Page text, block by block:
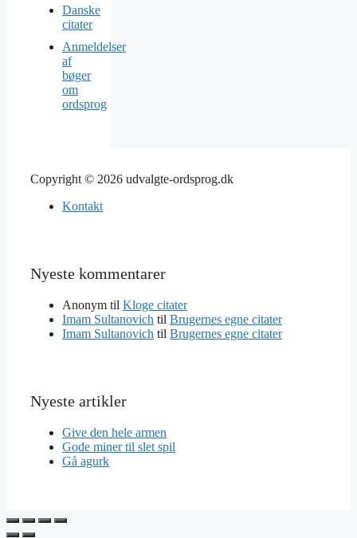
Danske
citater
Anmeldelser
af
bøger
om
ordsprog
Copyright © 2026 udvalgte-ordsprog.dk
Kontakt
Nyeste kommentarer
Anonym til Kloge citater
Imam Sultanovich til Brugernes egne citater
Imam Sultanovich til Brugernes egne citater
Nyeste artikler
Give den hele armen
Gode miner til slet spil
Gå agurk